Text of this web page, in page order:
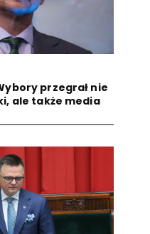
przegrał nie
ale także media